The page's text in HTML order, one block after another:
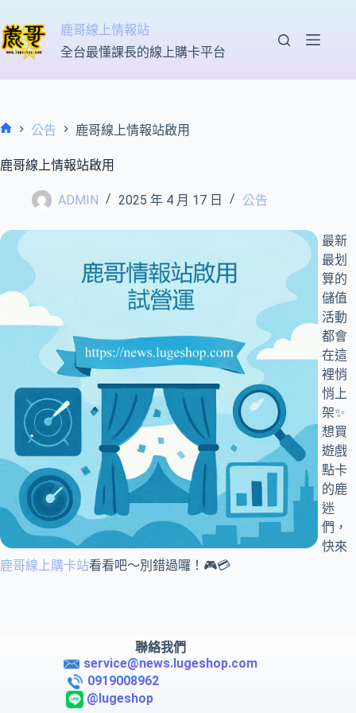
至
主
鹿哥線上情報站
全台最懂課長的線上購卡平台
頁
公告 鹿哥線上情報站啟用
鹿哥線上情報站啟用
ADMIN 2025 年 4 月 17 日 公告
最新
最划
算的
儲值
活動
都會
在這
裡悄
悄上
架✨
想買
遊戲
點卡
的鹿
迷
們，
快來
鹿哥線上購卡站看看吧～別錯過囉！🎮💳
聯絡我們
service@news.lugeshop.com
0919008962
@lugeshop